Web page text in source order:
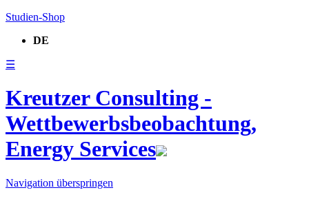
Studien-Shop
DE
☰
Kreutzer Consulting -
Wettbewerbsbeobachtung,
Energy Services
Navigation überspringen